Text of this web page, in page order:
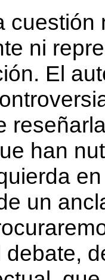
cuestión
ni
El
han
un